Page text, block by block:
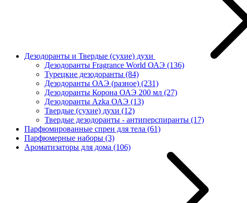
Дезодоранты и Твердые (сухие) духи
Дезодоранты Fragrance World ОАЭ (136)
Турецкие дезодоранты (84)
Дезодоранты ОАЭ (разное) (231)
Дезодоранты Корона ОАЭ 200 мл (27)
Дезодоранты Azka ОАЭ (13)
Твердые (сухие) духи (12)
Твердые дезодоранты - антиперспиранты (17)
Парфюмированные спреи для тела (61)
Парфюмерные наборы (3)
Ароматизаторы для дома (106)